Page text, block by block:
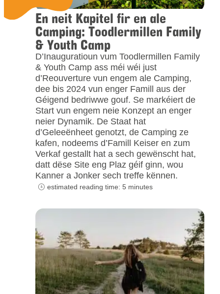
En neit Kapitel fir en ale
Camping: Toodlermillen Family
& Youth Camp
D’Inauguratioun vum Toodlermillen Family
& Youth Camp ass méi wéi just
d’Reouverture vun engem ale Camping,
dee bis 2024 vun enger Famill aus der
Géigend bedriwwe gouf. Se markéiert de
Start vun engem neie Konzept an enger
neier Dynamik. De Staat hat
d’Geleeënheet genotzt, de Camping ze
kafen, nodeems d’Famill Keiser en zum
Verkaf gestallt hat a sech gewënscht hat,
datt dëse Site eng Plaz géif ginn, wou
Kanner a Jonker sech treffe kënnen.
estimated reading time: 5 minutes